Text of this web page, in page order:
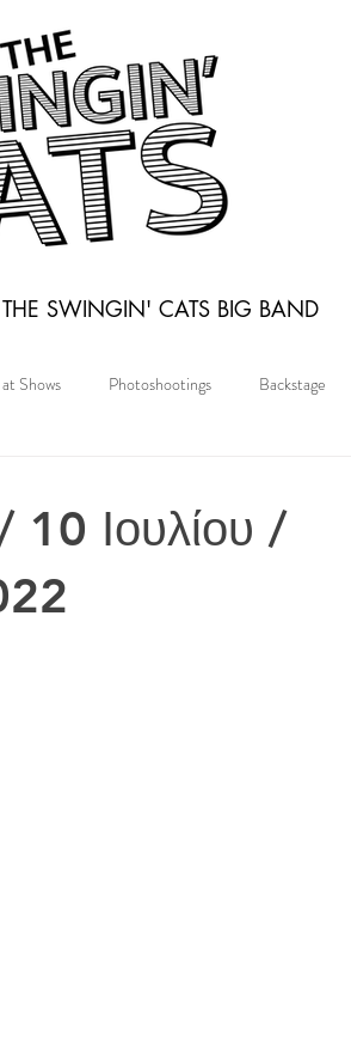
THE SWINGIN' CATS BIG BAND
Shows Photoshootings Backstage
Ιουλίου /